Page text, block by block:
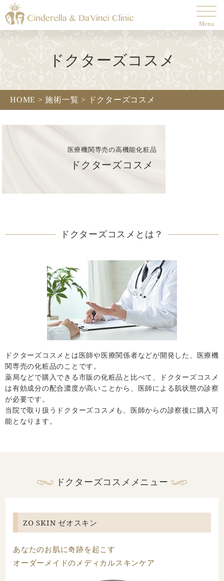
Menu
ドクターズコスメ
HOME > 施術一覧 > ドクターズコスメ
医療機関専売の高機能化粧品
ドクターズコスメ
ドクターズコスメとは？
ドクターズコスメとは医師や医療関係者などが開発した、医療機
関専売の化粧品のことです。
薬局などで購入できる市販の化粧品と比べて、ドクターズコスメ
は有効成分の配合濃度が高いことから、医師による肌状態の診察
が必要です。
当院で取り扱うドクターズコスメも、医師からの診察後に購入可
能となります。
ドクターズコスメメニュー
ZO SKIN ゼオスキン
あなたのお肌に奇跡を起こす
オーダーメイドのメディカルスキンケア